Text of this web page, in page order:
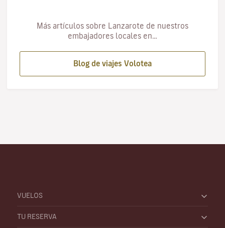
Más artículos sobre Lanzarote de nuestros
embajadores locales en…
Blog de viajes Volotea
VUELOS
TU RESERVA